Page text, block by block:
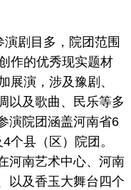
剧目多，院团范围
作的优秀现实题材
展演，涉及豫剧、
以及歌曲、民乐等多
演院团涵盖河南省6
个县（区）院团。
河南艺术中心、河南
以及香玉大舞台四个